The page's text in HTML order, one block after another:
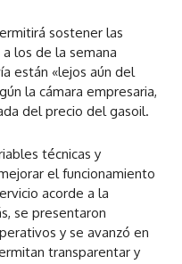
sostener las
los de la semana
están «lejos aún del
la cámara empresaria,
del precio del gasoil.
técnicas y
el funcionamiento
acorde a la
se presentaron
y se avanzó en
transparentar y